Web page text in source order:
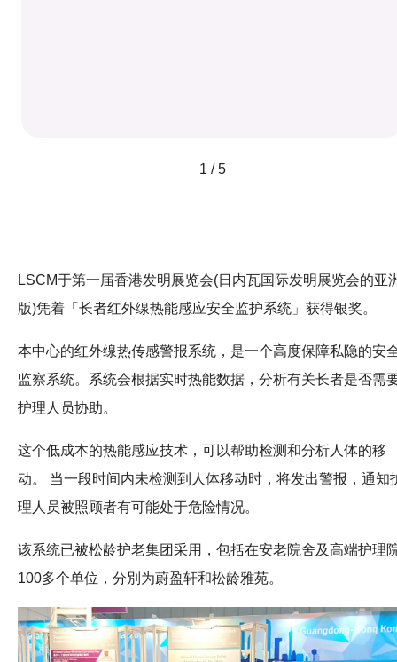
1 / 5
LSCM于第一届香港发明展览会(日内瓦国际发明展览会的亚
版)凭着「长者红外缐热能感应安全监护系统」获得银奖。
本中心的红外缐热传感警报系统，是一个高度保障私隐的安
监察系统。系统会根据实时热能数据，分析有关长者是否需
护理人员协助。
这个低成本的热能感应技术，可以帮助检测和分析人体的移
动。 当一段时间内未检测到人体移动时，将发出警报，通知
理人员被照顾者有可能处于危险情况。
该系统已被松龄护老集团采用，包括在安老院舍及高端护理
100多个单位，分別为蔚盈轩和松龄雅苑。